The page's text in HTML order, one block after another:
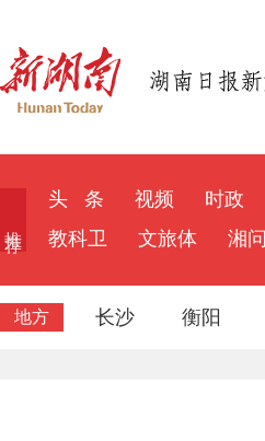
头 条 视频 时政
教科卫
文旅体 湘问
地方 长沙 衡阳